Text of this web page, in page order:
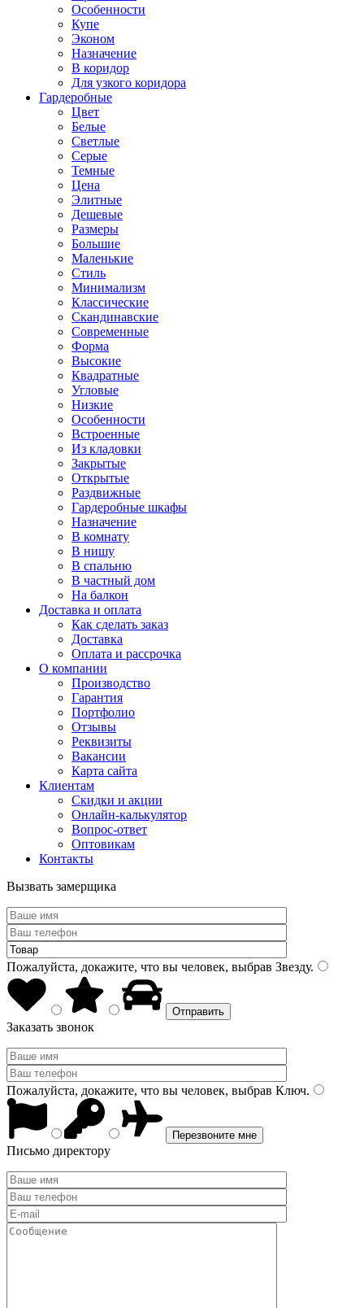
Особенности
Купе
Эконом
Назначение
В коридор
Для узкого коридора
Гардеробные
Цвет
Белые
Светлые
Серые
Темные
Цена
Элитные
Дешевые
Размеры
Большие
Маленькие
Стиль
Минимализм
Классические
Скандинавские
Современные
Форма
Высокие
Квадратные
Угловые
Низкие
Особенности
Встроенные
Из кладовки
Закрытые
Открытые
Раздвижные
Гардеробные шкафы
Назначение
В комнату
В нишу
В спальню
В частный дом
На балкон
Доставка и оплата
Как сделать заказ
Доставка
Оплата и рассрочка
О компании
Производство
Гарантия
Портфолио
Отзывы
Реквизиты
Вакансии
Карта сайта
Клиентам
Скидки и акции
Онлайн-калькулятор
Вопрос-ответ
Оптовикам
Контакты
Вызвать замерщика
Пожалуйста, докажите, что вы человек, выбрав Звезду.
Заказать звонок
Пожалуйста, докажите, что вы человек, выбрав Ключ.
Письмо директору